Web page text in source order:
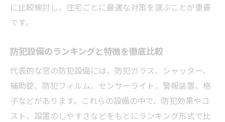
に比較検討し、住宅ごとに最適な対策を選ぶことが重要
です。
防犯設備のランキングと特徴を徹底比較
代表的な窓の防犯設備には、防犯ガラス、シャッター、
補助錠、防犯フィルム、センサーライト、警報装置、格
子などがあります。これらの設備の中で、防犯効果やコ
スト、設置のしやすさなどをもとにランキング形式で比